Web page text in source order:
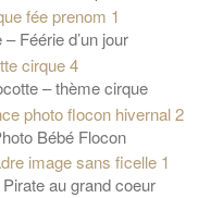
Féérie d’un jour
– thème cirque
Bébé Flocon
au grand coeur